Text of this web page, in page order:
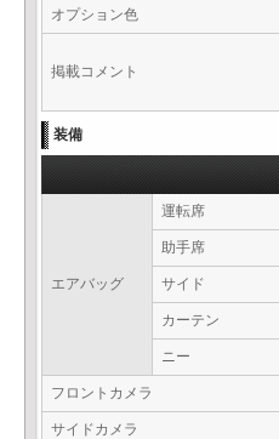
オプション色
掲載コメント
装備
エアバッグ
運転席
助手席
サイド
カーテン
ニー
フロントカメラ
サイドカメラ